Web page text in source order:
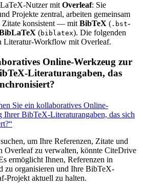
Nutzer mit Overleaf: Sie
Projekte zentral, arbeiten gemeinsam
Zitate konsistent — mit BibTeX ( .bst-
(biblatex). Die folgenden
Literatur-Workflow mit Overleaf.
Online-Werkzeug zur
Literaturangaben, das
Sie ein kollaboratives Online-
Ihrer BibTeX-Literaturangaben, das sich
um Ihre Referenzen, Zitate und
Overleaf zu verwalten, könnte CiteDrive
ermöglicht Ihnen, Referenzen in
zu organisieren und Ihre BibTeX-
Projekt aktuell zu halten.